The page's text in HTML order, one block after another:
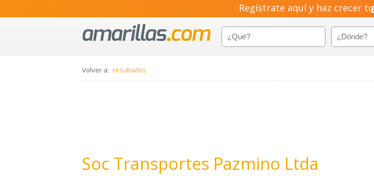
Regístrate aquí y haz crecer tu
Volver a: resultados
Soc Transportes Pazmino Ltda